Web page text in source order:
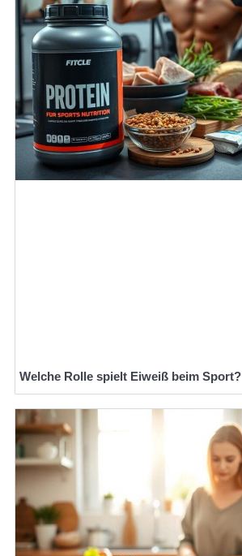
Welche Rolle spielt Eiweiß beim Sport?